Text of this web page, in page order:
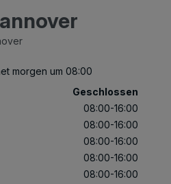
morgen um 08:00
Geschlossen
08:00-16:00
08:00-16:00
08:00-16:00
08:00-16:00
08:00-16:00